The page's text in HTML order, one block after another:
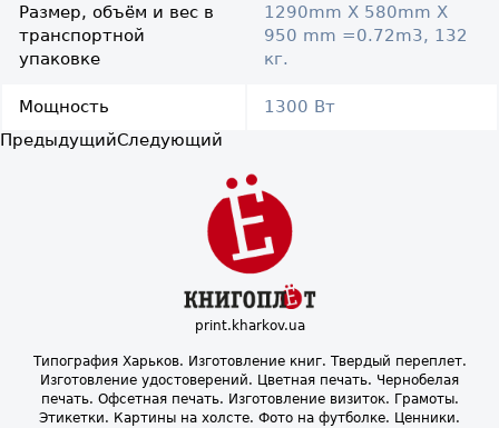
Размер, объём и вес в
транспортной
упаковке
1290mm X 580mm X
950 mm =0.72m3, 132
кг.
Мощность
1300 Вт
ПредыдущийСледующий
print.kharkov.ua
Типография Харьков. Изготовление книг. Твердый переплет.
Изготовление удостоверений. Цветная печать. Чернобелая
печать. Офсетная печать. Изготовление визиток. Грамоты.
Этикетки. Картины на холсте. Фото на футболке. Ценники.